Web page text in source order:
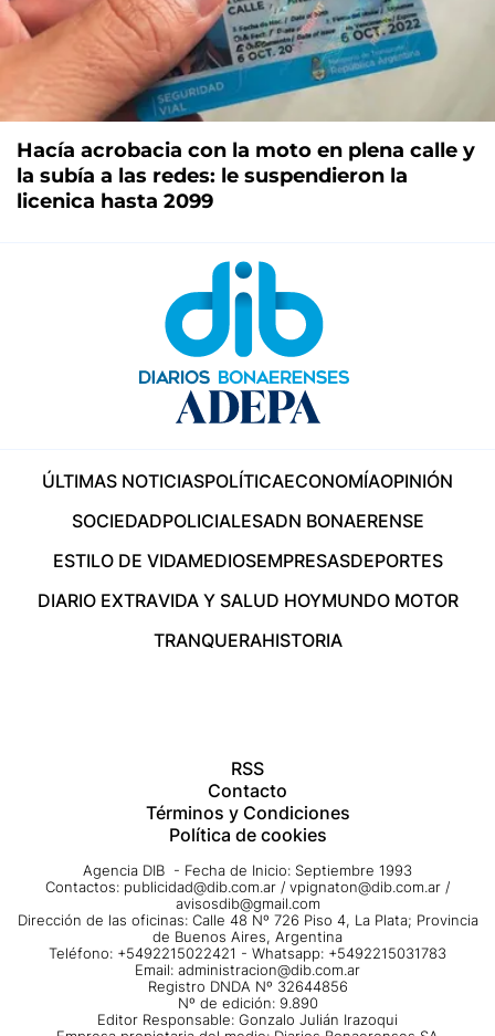
Hacía acrobacia con la moto en plena calle y
la subía a las redes: le suspendieron la
licenica hasta 2099
ÚLTIMAS NOTICIASPOLÍTICAECONOMÍAOPINIÓN
SOCIEDADPOLICIALESADN BONAERENSE
ESTILO DE VIDAMEDIOSEMPRESASDEPORTES
DIARIO EXTRAVIDA Y SALUD HOYMUNDO MOTOR
TRANQUERAHISTORIA
RSS
Contacto
Términos y Condiciones
Política de cookies
Agencia DIB - Fecha de Inicio: Septiembre 1993
Contactos: publicidad@dib.com.ar / vpignaton@dib.com.ar /
avisosdib@gmail.com
Dirección de las oficinas: Calle 48 Nº 726 Piso 4, La Plata; Provincia
de Buenos Aires, Argentina
Teléfono: +5492215022421 - Whatsapp: +5492215031783
Email: administracion@dib.com.ar
Registro DNDA Nº 32644856
Nº de edición: 9.890
Editor Responsable: Gonzalo Julián Irazoqui